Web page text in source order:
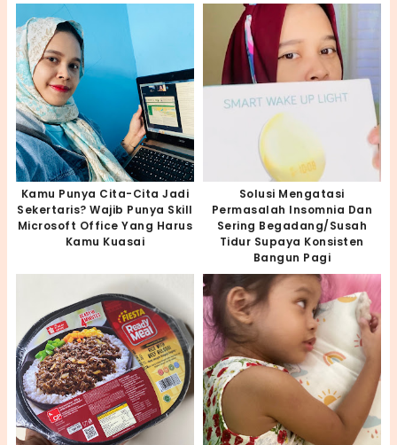
Kamu Punya Cita-Cita Jadi
Sekertaris? Wajib Punya Skill
Microsoft Office Yang Harus
Kamu Kuasai
Solusi Mengatasi
Permasalah Insomnia Dan
Sering Begadang/susah
Tidur Supaya Konsisten
Bangun Pagi